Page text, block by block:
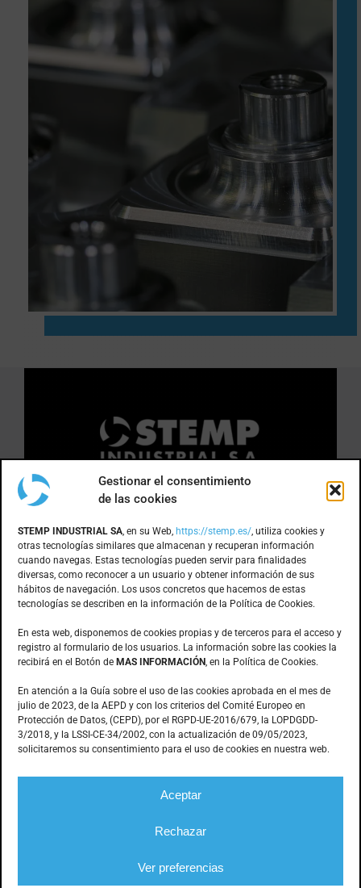
Gestionar el consentimiento
de las cookies
STEMP INDUSTRIAL SA, en su Web, https://stemp.es/, utiliza cookies y
otras tecnologías similares que almacenan y recuperan información
cuando navegas. Estas tecnologías pueden servir para finalidades
diversas, como reconocer a un usuario y obtener información de sus
hábitos de navegación. Los usos concretos que hacemos de estas
tecnologías se describen en la información de la Política de Cookies.
En esta web, disponemos de cookies propias y de terceros para el acceso y
registro al formulario de los usuarios. La información sobre las cookies la
recibirá en el Botón de MAS INFORMACIÓN, en la Política de Cookies.
En atención a la Guía sobre el uso de las cookies aprobada en el mes de
julio de 2023, de la AEPD y con los criterios del Comité Europeo en
Protección de Datos, (CEPD), por el RGPD-UE-2016/679, la LOPDGDD-
3/2018, y la LSSI-CE-34/2002, con la actualización de 09/05/2023,
solicitaremos su consentimiento para el uso de cookies en nuestra web.
Aceptar
Rechazar
Ver preferencias
DÓNDE ESTAMOS
Anoia, 1 nave 8 · Pol. Ind. Can Bernades
Subirà
08130 – Santa Perpètua de Mogoda
(Barcelona)
CONTACTO
935.603.166
stemp@stemp.es
Mecanización de piezas